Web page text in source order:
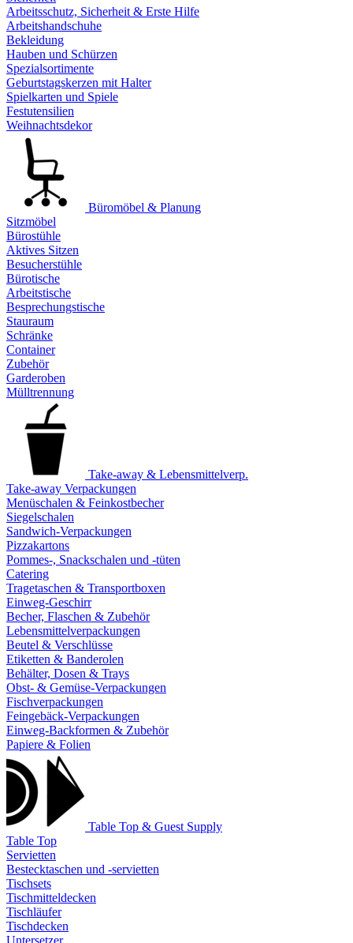
Arbeitsschutz, Sicherheit & Erste Hilfe
Arbeitshandschuhe
Bekleidung
Hauben und Schürzen
Spezialsortimente
Geburtstagskerzen mit Halter
Spielkarten und Spiele
Festutensilien
Weihnachtsdekor
Büromöbel & Planung
Sitzmöbel
Bürostühle
Aktives Sitzen
Besucherstühle
Bürotische
Arbeitstische
Besprechungstische
Stauraum
Schränke
Container
Zubehör
Garderoben
Mülltrennung
Take-away & Lebensmittelverp.
Take-away Verpackungen
Menüschalen & Feinkostbecher
Siegelschalen
Sandwich-Verpackungen
Pizzakartons
Pommes-, Snackschalen und -tüten
Catering
Tragetaschen & Transportboxen
Einweg-Geschirr
Becher, Flaschen & Zubehör
Lebensmittelverpackungen
Beutel & Verschlüsse
Etiketten & Banderolen
Behälter, Dosen & Trays
Obst- & Gemüse-Verpackungen
Fischverpackungen
Feingebäck-Verpackungen
Einweg-Backformen & Zubehör
Papiere & Folien
Table Top & Guest Supply
Table Top
Servietten
Bestecktaschen und -servietten
Tischsets
Tischmitteldecken
Tischläufer
Tischdecken